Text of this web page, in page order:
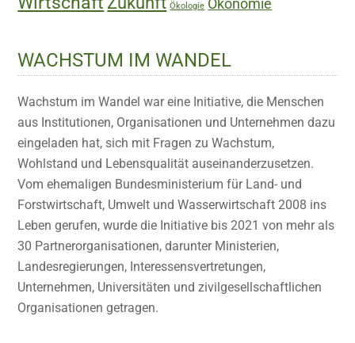
Ökologie Ökonomie
WACHSTUM IM WANDEL
Wachstum im Wandel war eine Initiative, die Menschen
aus Institutionen, Organisationen und Unternehmen dazu
eingeladen hat, sich mit Fragen zu Wachstum,
Wohlstand und Lebensqualität auseinanderzusetzen.
Vom ehemaligen Bundesministerium für Land- und
Forstwirtschaft, Umwelt und Wasserwirtschaft 2008 ins
Leben gerufen, wurde die Initiative bis 2021 von mehr als
30 Partnerorganisationen, darunter Ministerien,
Landesregierungen, Interessensvertretungen,
Unternehmen, Universitäten und zivilgesellschaftlichen
Organisationen getragen.